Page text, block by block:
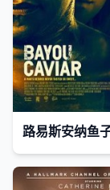
路易斯安纳鱼